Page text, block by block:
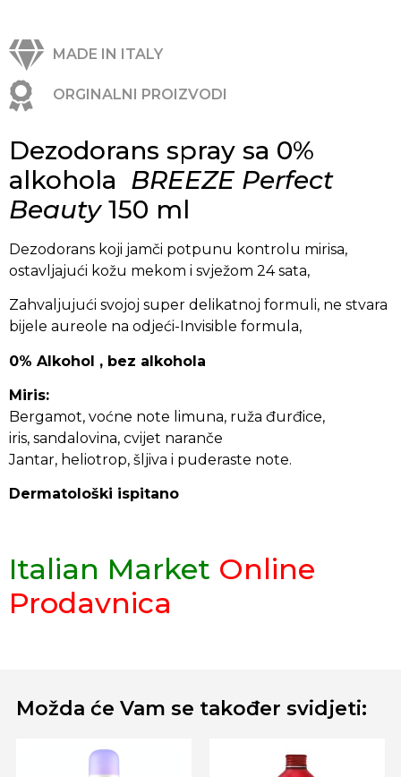
MADE IN ITALY
ORGINALNI PROIZVODI
Dezodorans spray sa 0%
alkohola BREEZE Perfect
Beauty150 ml
Dezodorans koji jamči potpunu kontrolu mirisa,
ostavljajući kožu mekom i svježom 24 sata,
Zahvaljujući svojoj super delikatnoj formuli, ne stvara
bijele aureole na odjeći- Invisible formula,
0% Alkohol , bez alkohola
Miris:
Bergamot, voćne note limuna, ruža đurđice,
iris, sandalovina, cvijet naranče
Jantar, heliotrop, šljiva i puderaste note.
Dermatološki ispitano
Italian Market Online
Prodavnica
Možda će Vam se također svidjeti: